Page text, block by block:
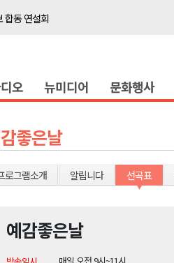
합동 연설회
' 개원
돌봄' 시행
속 '다'등급
공동체"
폭력 사과
합동 연설회
오 뉴미디어 문화행사
좋은날
로그램소개 알립니다 선곡표
예감좋은날